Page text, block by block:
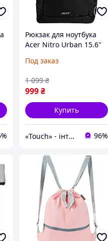
Рюкзак для ноутбука
Acer Nitro Urban 15.6''
[93393]
Под заказ
999 ₴
1 099 ₴
Купить
«Touch» - інтернет-магазин електроніки та гаджетів 96%